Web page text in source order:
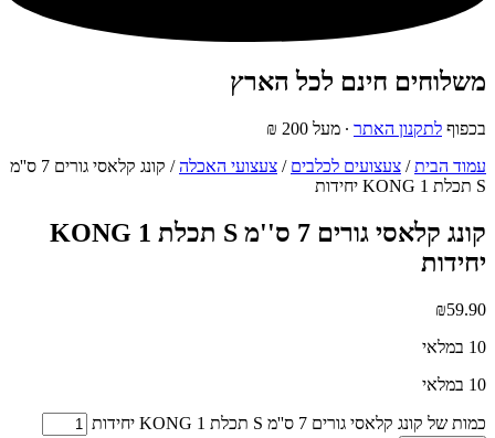
משלוחים חינם לכל הארץ
בכפוף לתקנון האתר ∙ מעל 200 ₪
עמוד הבית/ צעצועים לכלבים / צעצועי האכלה
/ קונג קלאסי גורים 7 ס''מ
S תכלת KONG 1 יחידות
קונג קלאסי גורים 7 ס''מ S תכלת KONG 1
יחידות
₪59.90
10 במלאי
10 במלאי
כמות של קונג קלאסי גורים 7 ס''מ S תכלת KONG 1 יחידות